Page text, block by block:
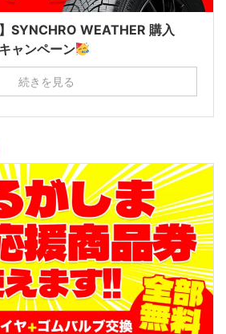
SYNCHRO WEATHER 購入
ャンペーン
続きを見る